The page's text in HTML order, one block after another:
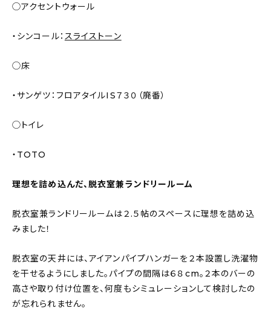
◯アクセントウォール
・シンコール： スライストーン
◯床
・サンゲツ：フロアタイルIS７３０（廃番）
◯トイレ
・TOTO
理想を詰め込んだ、脱衣室兼ランドリールーム
脱衣室兼ランドリールームは２.５帖のスペースに理想を詰め込
みました！
脱衣室の天井には、アイアンパイプハンガーを２本設置し洗濯物
を干せるようにしました。パイプの間隔は６８cm。２本のバーの
高さや取り付け位置を、何度もシミュレーションして検討したの
が忘れられません。